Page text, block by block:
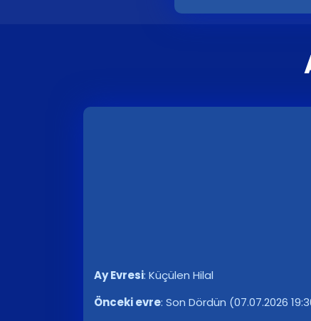
Ay Evresi: Küçülen Hilal
Önceki evre: Son Dördün (07.07.2026